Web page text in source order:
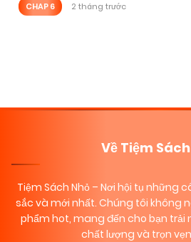
CHAP 6 2 tháng trước
Về Tiệm
Tiệm Sách Nhỏ – Nơi hội tụ những
sắc và mới nhất. Chúng tôi không
phẩm hot, mang đến cho bạn
chất lượng và trọn